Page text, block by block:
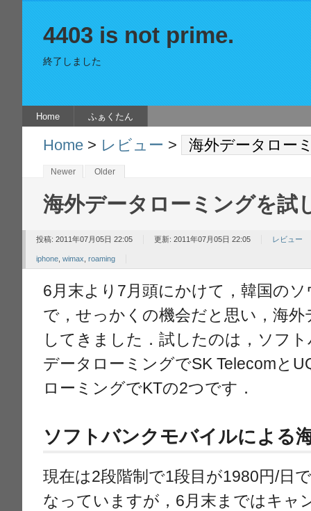
4403 is not prime.
終了しました
Home ふぁくたん
Home > レビュー > 海外データロー
Newer Older
海外データローミングを試
投稿: 2011年07月05日 22:05 更新: 2011年07月05日 22:05 レビュー
iphone ,wimax ,roaming
6月末より7月頭にかけて，韓国の
で，せっかくの機会だと思い，海
してきました．試したのは，ソフ
データローミングでSK Telecomと
ローミングでKTの2つです．
ソフトバンクモバイルによる
現在は2段階制で1段目が1980円/日
なっていますが，6月末まではキャ